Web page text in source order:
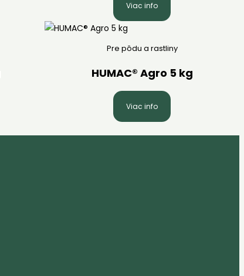
Viac info
Pre pôdu a rastliny
HUMAC® Agro 5 kg
Viac info